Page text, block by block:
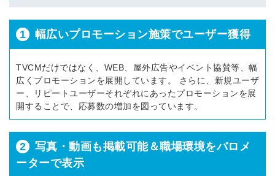
1 幅広いプロモーション施策でユーザー獲得
TVCMだけではなく、WEB、屋外広告やイベント協賛等、幅
広くプロモーションを展開しています。 さらに、新規ユーザ
ー、リピートユーザーそれぞれにあったプロモーションを展
開することで、応募数の増加を図っています。
2
写真・動画も掲載可能＆職場環境をバロメ
ーターで表示